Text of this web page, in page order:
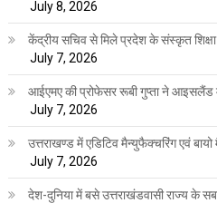
July 8, 2026
केंद्रीय सचिव से मिले प्रदेश के संस्कृत
July 7, 2026
आईएमए की प्रोफेसर रूबी गुप्ता ने आइसलैंड में
July 7, 2026
उत्तराखण्ड में एडिटिव मैन्युफैक्चरिंग एवं बायो
July 7, 2026
देश-दुनिया में बसे उत्तराखंडवासी राज्य के